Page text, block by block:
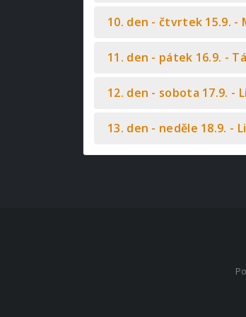
10. den - čtvrtek 15.9. -
11. den - pátek 16.9. -
12. den - sobota 17.9. -
13. den - neděle 18.9. -